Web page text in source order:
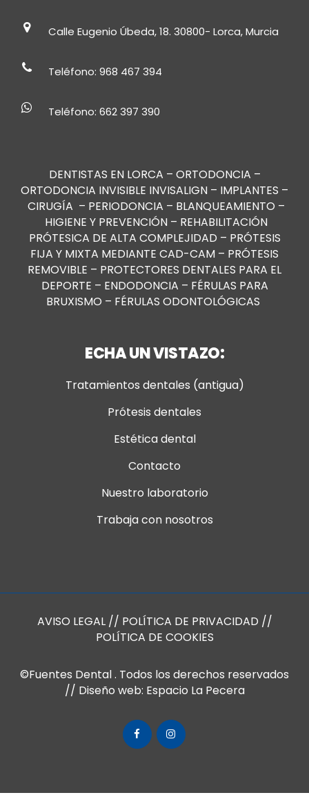
Calle Eugenio Úbeda, 18. 30800- Lorca, Murcia
Teléfono: 968 467 394
Teléfono: 662 397 390
DENTISTAS EN LORCA – ORTODONCIA –
ORTODONCIA INVISIBLE INVISALIGN – IMPLANTES –
CIRUGÍA – PERIODONCIA – BLANQUEAMIENTO –
HIGIENE Y PREVENCIÓN– REHABILITACIÓN
PRÓTESICA DE ALTA COMPLEJIDAD – PRÓTESIS
FIJA Y MIXTA MEDIANTE CAD-CAM – PRÓTESIS
REMOVIBLE – PROTECTORES DENTALES PARA EL
DEPORTE – ENDODONCIA – FÉRULAS PARA
BRUXISMO – FÉRULAS ODONTOLÓGICAS
ECHA UN VISTAZO:
Tratamientos dentales (antigua)
Prótesis dentales
Estética dental
Contacto
Nuestro laboratorio
Trabaja con nosotros
AVISO LEGAL// POLÍTICA DE PRIVACIDAD //
POLÍTICA DE COOKIES
©Fuentes Dental. Todos los derechos reservados
// Diseño web: Espacio La Pecera